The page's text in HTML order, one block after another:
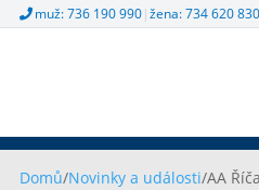
muž: 736 190 990|žena: 734 620 830
Domů/Novinky a události/AA